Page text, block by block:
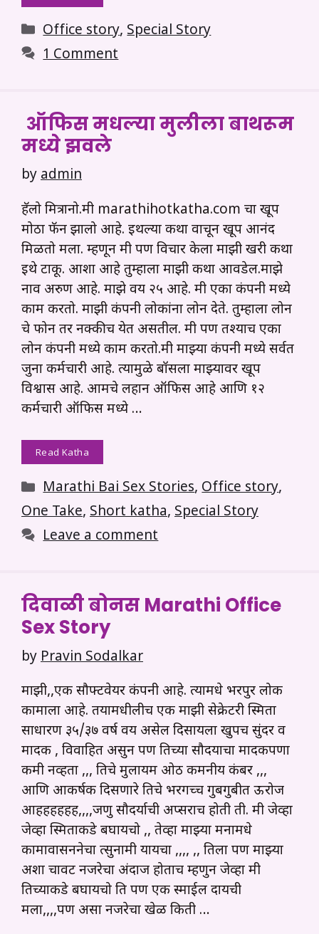
Categories
Office story,Special Story
1 Comment
ऑफिस मधल्या मुलीला बाथरूम
मध्ये झवले
by admin
हॅलो मित्रानो.मी marathihotkatha.com चा खूप
मोठा फॅन झालो आहे. इथल्या कथा वाचून खूप आनंद
मिळतो मला. म्हणून मी पण विचार केला माझी खरी कथा
इथे टाकू. आशा आहे तुम्हाला माझी कथा आवडेल.माझे
नाव अरुण आहे. माझे वय २५ आहे. मी एका कंपनी मध्ये
काम करतो. माझी कंपनी लोकांना लोन देते. तुम्हाला लोन
चे फोन तर नक्कीच येत असतील. मी पण तश्याच एका
लोन कंपनी मध्ये काम करतो.मी माझ्या कंपनी मध्ये सर्वत
जुना कर्मचारी आहे. त्यामुळे बॉसला माझ्यावर खूप
विश्वास आहे. आमचे लहान ऑफिस आहे आणि १२
कर्मचारी ऑफिस मध्ये …
Read Katha
Categories
Marathi Bai Sex Stories,Office story,
One Take, Short katha, Special Story
Leave a comment
दिवाळी बोनस Marathi Office
Sex Story
by Pravin Sodalkar
माझी,,एक सौफ्टवेयर कंपनी आहे. त्यामधे भरपुर लोक
कामाला आहे. तयामधीलीच एक माझी सेक्रेटरी स्मिता
साधारण ३५/३७ वर्ष वय असेल दिसायला खुपच सुंदर व
मादक , विवाहित असुन पण तिच्या सौदयाचा मादकपणा
कमी नव्हता ,,, तिचे मुलायम ओठ कमनीय कंबर ,,,
आणि आकर्षक दिसणारे तिचे भरगच्च गुबगुबीत ऊरोज
आहहहहहह,,,,जणु सौदर्याची अप्सराच होती ती. मी जेव्हा
जेव्हा स्मिताकडे बघायचो ,, तेव्हा माझ्या मनामधे
कामावासननेचा त्सुनामी यायचा ,,,, ,, तिला पण माझ्या
अशा चावट नजरेचा अंदाज होताच म्हणुन जेव्हा मी
तिच्याकडे बघायचो ति पण एक स्माईल दायची
मला,,,,पण असा नजरेचा खेळ किती …